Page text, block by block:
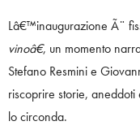
Lâ€™inaugurazione Ã¨
vinoâ€, un momento
Stefano Resmini e
riscoprire storie,
lo circonda.